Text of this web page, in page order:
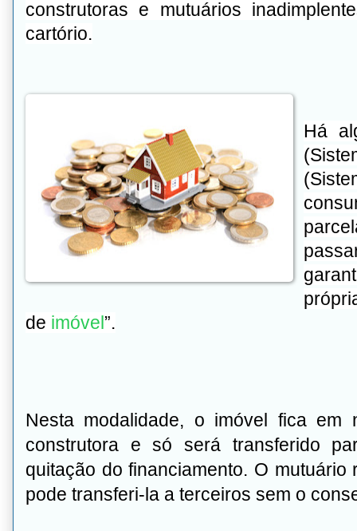
construtoras e mutuários
cartório.
Há
de imóvel”.
Nesta modalidade, o imóvel fica
construtora e só será transferido
quitação do financiamento. O
pode transferi-la a terceiros sem o